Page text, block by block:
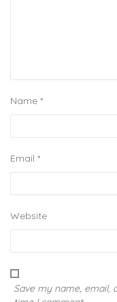
Name *
Email *
Website
Save my name, email,